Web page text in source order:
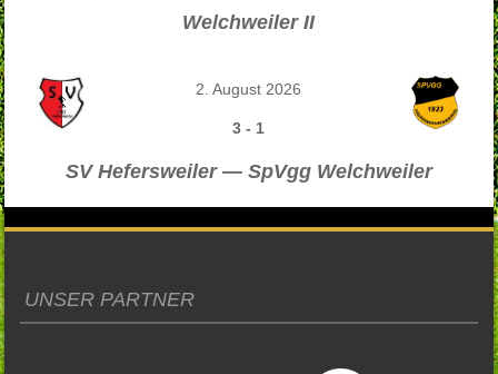
Welchweiler II
2. August 2026
3 - 1
SV Hefersweiler — SpVgg Welchweiler
UNSER PARTNER